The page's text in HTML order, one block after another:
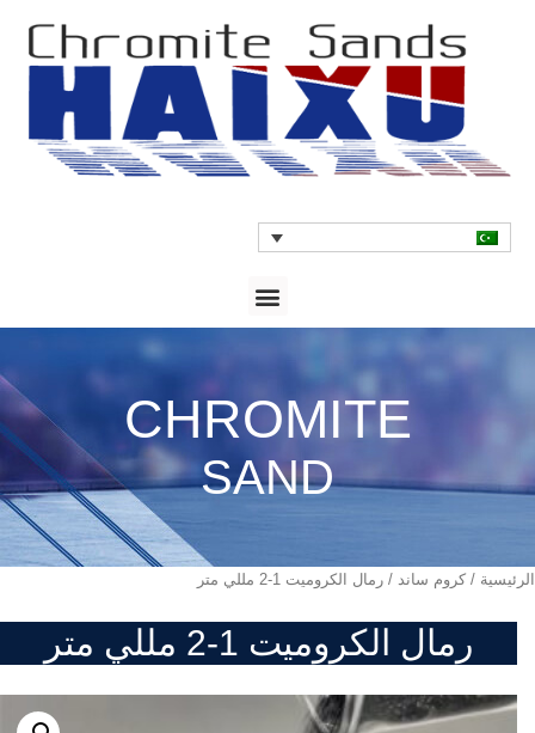
CHROMITE
SAND
الرئيسية / كروم ساند / رمال الكروميت 1-2 مللي متر
رمال الكروميت 1-2 مللي متر